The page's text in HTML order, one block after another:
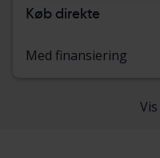
Køb direkte
Med finansiering